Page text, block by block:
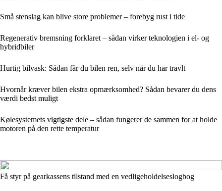
Små stenslag kan blive store problemer – forebyg rust i tide
Regenerativ bremsning forklaret – sådan virker teknologien i el- og
hybridbiler
Hurtig bilvask: Sådan får du bilen ren, selv når du har travlt
Hvornår kræver bilen ekstra opmærksomhed? Sådan bevarer du dens
værdi bedst muligt
Kølesystemets vigtigste dele – sådan fungerer de sammen for at holde
motoren på den rette temperatur
Få styr på gearkassens tilstand med en vedligeholdelseslogbog